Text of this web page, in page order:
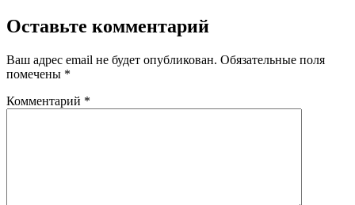
Оставьте комментарий
Ваш адрес email не будет опубликован. Обязательные поля
помечены *
Комментарий *